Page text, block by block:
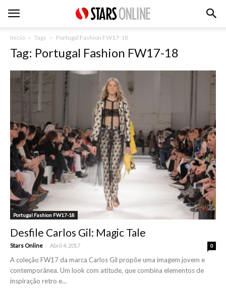
Inicio Tags Portugal Fashion FW17-18
Tag: Portugal Fashion FW17-18
Portugal Fashion FW17-18
Desfile Carlos Gil: Magic Tale
Stars Online - Abril 4, 2017 0
A coleção FW17 da marca Carlos Gil propõe uma imagem jovem e
contemporânea. Um look com atitude, que combina elementos de
inspiração retro e...